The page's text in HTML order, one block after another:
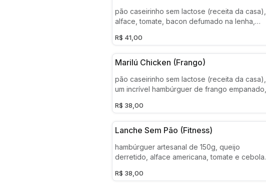
pão caseirinho sem lactose (receita da casa),
alface, tomate, bacon defumado na lenha,
queijo prato derretido e maionese de ovo
tempero fresco)
R$ 41,00
Marilú Chicken (frango)
pão caseirinho sem lactose (receita da casa),
um incrível hambúrguer de frango empanado,
prato derretido e maionese de ovo
tempero fresco)
R$ 38,00
Lanche Sem Pão (fitness)
hambúrguer artesanal de 150g, queijo
derretido, alface americana, tomate e cebola
R$ 38,00